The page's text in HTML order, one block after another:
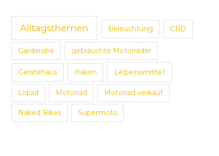
Alltagsthemen Beleuchtung CBD
Garderobe gebrauchte Motorräder
Gerätehaus Haken Lebensmittel
Liquid Motorrad Motorrad verkauf
Naked Bikes Supermoto